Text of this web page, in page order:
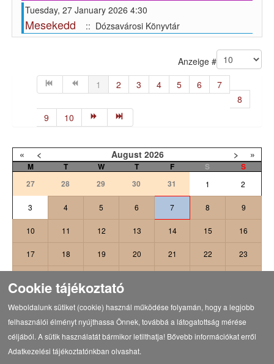
Tuesday, 27 January 2026 4:30
Mesekedd :: Dózsavárosi Könyvtár
Anzeige #
1
2 3 4 5 6
7
8
9
10
« < August 2026 > »
M T W T F S
S
27
28 29 30 31 1 2
3 4 5 6 7 8 9
10 11 12 13 14 15 16
17 18 19 20 21 22 23
Cookie tájékoztató
Weboldalunk sütiket (cookie) használ működése folyamán, hogy a legjobb
felhasználói élményt nyújthassa Önnek, továbbá a látogatottság mérése
céljából. A sütik használatát bármikor letilthatja! Bővebb információkat erről
Adatkezelési tájékoztatónkban olvashat.